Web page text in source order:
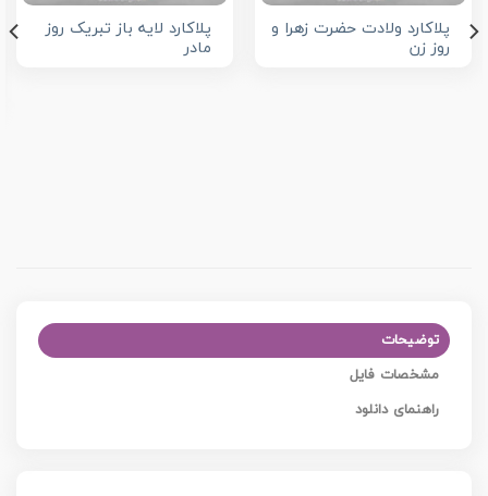
پلاکارد ولادت حضرت زهرا و
روز زن
پلاکارد لایه باز تبریک روز
مادر
توضیحات
مشخصات فایل
راهنمای دانلود